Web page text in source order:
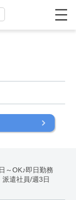
～OK♪即日勤務
遣社員/週3日